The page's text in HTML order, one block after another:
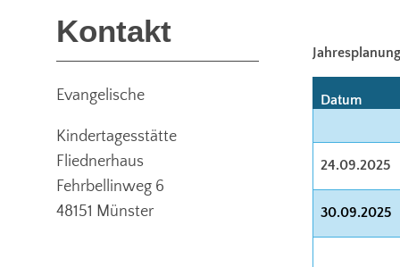
Datum
24.09.2025
30.09.2025
Kontakt
Evangelische
Kindertagesstätte
Fliednerhaus
Fehrbellinweg 6
48151 Münster